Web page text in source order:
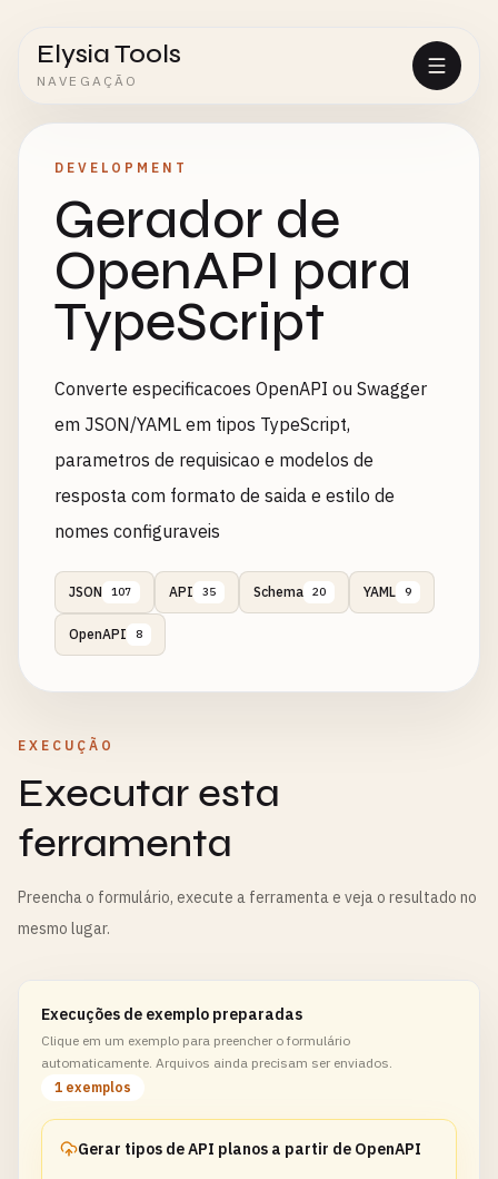
Elysia Tools
NAVEGAÇÃO
DEVELOPMENT
Gerador de
OpenAPI para
TypeScript
Converte especificacoes OpenAPI ou Swagger
em JSON/YAML em tipos TypeScript,
parametros de requisicao e modelos de
resposta com formato de saida e estilo de
nomes configuraveis
JSON 107 API 35 Schema 20 YAML 9
OpenAPI 8
EXECUÇÃO
Executar esta
ferramenta
Preencha o formulário, execute a ferramenta e veja o resultado no
mesmo lugar.
Execuções de exemplo preparadas
Clique em um exemplo para preencher o formulário
automaticamente. Arquivos ainda precisam ser enviados.
1 exemplos
Gerar tipos de API planos a partir de OpenAPI